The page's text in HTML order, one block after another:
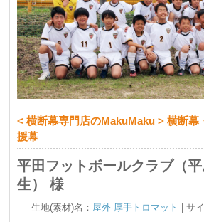
< 横断幕専門店のMakuMaku > 横断幕
援幕
平田フットボールクラブ（
生） 様
生地(素材)名： 屋外-厚手トロマット | サ